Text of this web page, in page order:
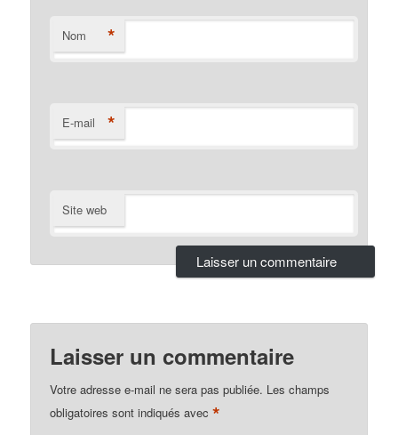
Nom *
E-mail *
Site web
Laisser un commentaire
Votre adresse e-mail ne sera pas publiée. Les champs
obligatoires sont indiqués avec*